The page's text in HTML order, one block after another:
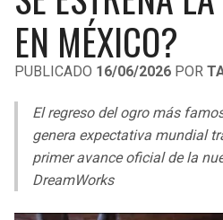
LIGA DE EXPANSIÓN MX
LEAGUES CUP
UEFA EUROPA LEAGUE
UEFA CONFERENCE LEAGUE
COPA LIBERTADORES
COPA SUDAMERICANA
LIGA BETPLAY
RAIDERS
RAVENS
BENGALS
CAVALIERS
PACERS
BUCKS
EN MÉXICO?
PUBLICADO 16/06/2026 POR
El regreso del ogro más
genera expectativa mundial
primer avance oficial de la
DreamWorks